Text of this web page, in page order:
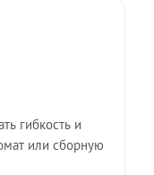
гибкость и
или сборную